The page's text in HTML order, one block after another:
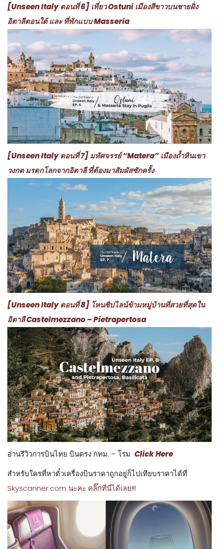
[Unseen Italy ตอนที่ 6] เที่ยว Ostuni เมืองสีขาวบนชายฝั่ง
อิตาลีตอนใต้ และ ที่พักแบบ Masseria
[Unseen Italy ตอนที่ 7] มหัศจรรย์ “Matera” เมืองถ้ำหินเขา
วงกต มรดกโลกจากอิตาลี ที่ต้องมาสัมผัสซักครั้ง
[Unseen Italy ตอนที่ 8] โหนซิปไลน์ข้ามหมู่บ้านที่สวยที่สุดใน
อิตาลี Castelmezzano – Pietrapertosa
อ่านรีวิวการบินไทย บินตรง กทม. – โรม Click Here
สำหรับใครที่หาตั๋วเครื่องบินราคาถูกอยู่ก็ไปเทียบราคาได้ที่
Skyscanner.com นะคะ คลิ๊กที่นี่ได้เลย!!!